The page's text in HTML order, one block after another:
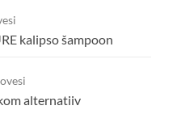
kalipso šampoon
alternatiiv